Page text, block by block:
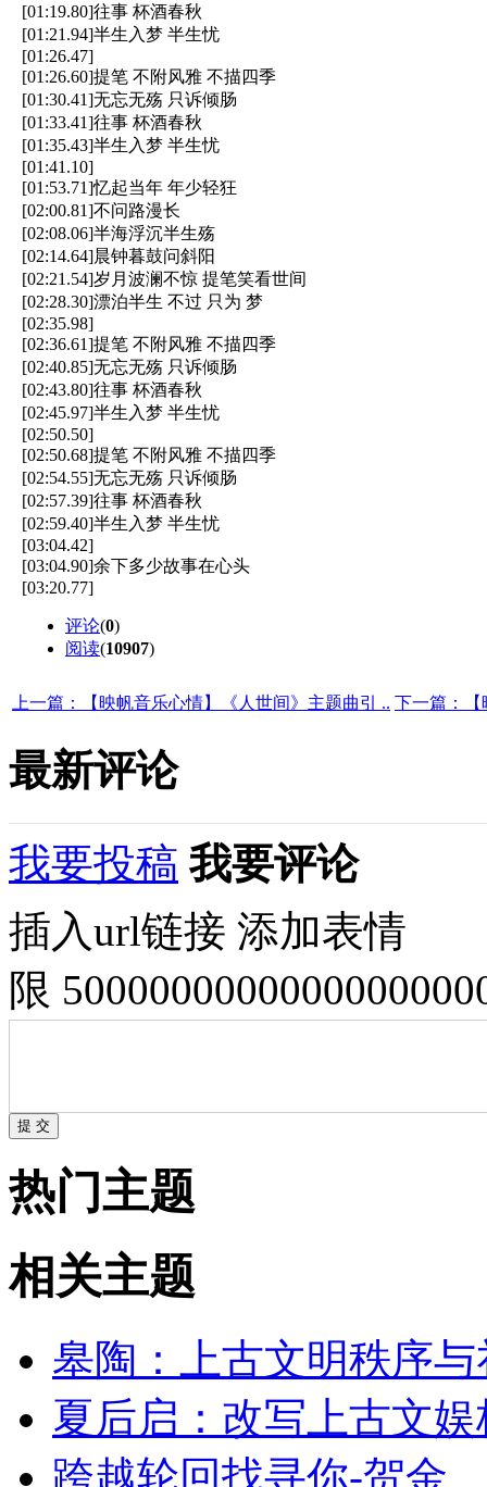
[01:19.80]往事 杯酒春秋
[01:21.94]半生入梦 半生忧
[01:26.47]
[01:26.60]提笔 不附风雅 不描四季
[01:30.41]无忘无殇 只诉倾肠
[01:33.41]往事 杯酒春秋
[01:35.43]半生入梦 半生忧
[01:41.10]
[01:53.71]忆起当年 年少轻狂
[02:00.81]不问路漫长
[02:08.06]半海浮沉半生殇
[02:14.64]晨钟暮鼓问斜阳
[02:21.54]岁月波澜不惊 提笔笑看世间
[02:28.30]漂泊半生 不过 只为 梦
[02:35.98]
[02:36.61]提笔 不附风雅 不描四季
[02:40.85]无忘无殇 只诉倾肠
[02:43.80]往事 杯酒春秋
[02:45.97]半生入梦 半生忧
[02:50.50]
[02:50.68]提笔 不附风雅 不描四季
[02:54.55]无忘无殇 只诉倾肠
[02:57.39]往事 杯酒春秋
[02:59.40]半生入梦 半生忧
[03:04.42]
[03:04.90]余下多少故事在心头
[03:20.77]
评论(0)
阅读(10907)
上一篇：【映帆音乐心情】《人世间》主题曲引 .. 下一篇：【
最新评论
我要投稿 我要评论
插入url链接 添加表情
限
热门主题
相关主题
皋陶：上古文明秩序
夏后启：改写上古文
跨越轮回找寻你-贺金